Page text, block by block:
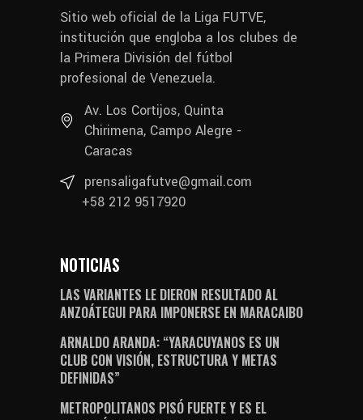
Sitio web oficial de la Liga FUTVE,
institución que engloba a los clubes de
la Primera División del fútbol
profesional de Venezuela.
Av. Los Cortijos, Quinta
Chirimena, Campo Alegre -
Caracas
prensaligafutve@gmail.com
+58 212 9517920
NOTICIAS
LAS VARIANTES LE DIERON RESULTADO AL
ANZOÁTEGUI PARA IMPONERSE EN MARACAIBO
ARNALDO ARANDA: “YARACUYANOS ES UN
CLUB CON VISIÓN, ESTRUCTURA Y METAS
DEFINIDAS”
METROPOLITANOS PISÓ FUERTE Y ES EL